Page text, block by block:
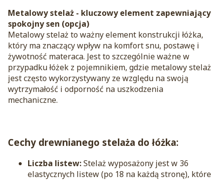
Metalowy stelaż - kluczowy element zapewniający
spokojny sen (opcja)
Metalowy stelaż to ważny element konstrukcji łóżka,
który ma znaczący wpływ na komfort snu, postawę i
żywotność materaca. Jest to szczególnie ważne w
przypadku łóżek z pojemnikiem, gdzie metalowy stelaż
jest często wykorzystywany ze względu na swoją
wytrzymałość i odporność na uszkodzenia
mechaniczne.
Cechy drewnianego stelaża do łóżka:
Liczba listew:Stelaż wyposażony jest w 36
elastycznych listew (po 18 na każdą stronę), które